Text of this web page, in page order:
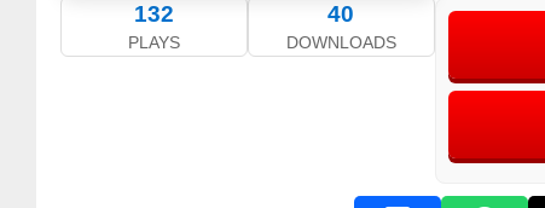
132
PLAYS
40
DOWNLOADS